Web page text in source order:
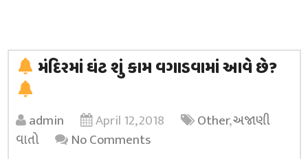
મંદિરમાં ઘંટ શું કામ વગાડવામાં આવે છે?
admin April 12, 2018 Other,અજાણી
વાતો
No Comments